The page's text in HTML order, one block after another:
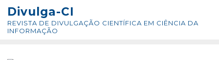
conteúdo
Skip
to
content
Divulga-CI
REVISTA DE DIVULGAÇÃO CIENTÍFICA EM CIÊNCIA DA
INFORMAÇÃO